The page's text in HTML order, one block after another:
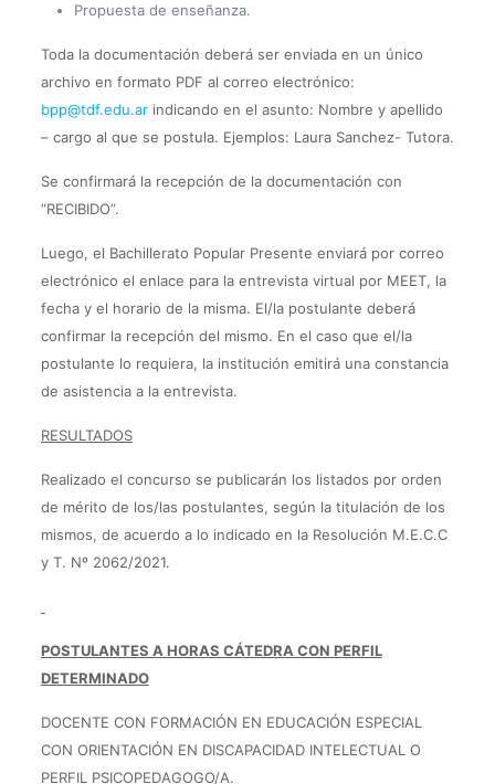
Propuesta de enseñanza.
Toda la documentación deberá ser enviada en un único
archivo en formato PDF al correo electrónico:
bpp@tdf.edu.arindicando en el asunto: Nombre y apellido
– cargo al que se postula. Ejemplos: Laura Sanchez- Tutora.
Se confirmará la recepción de la documentación con
“RECIBIDO”.
Luego, el Bachillerato Popular Presente enviará por correo
electrónico el enlace para la entrevista virtual por MEET, la
fecha y el horario de la misma. El/la postulante deberá
confirmar la recepción del mismo. En el caso que el/la
postulante lo requiera, la institución emitirá una constancia
de asistencia a la entrevista.
RESULTADOS
Realizado el concurso se publicarán los listados por orden
de mérito de los/las postulantes, según la titulación de los
mismos, de acuerdo a lo indicado en la Resolución M.E.C.C
y T. Nº 2062/2021.
POSTULANTES A HORAS CÁTEDRA CON PERFIL
DETERMINADO
DOCENTE CON FORMACIÓN EN EDUCACIÓN ESPECIAL
CON ORIENTACIÓN EN DISCAPACIDAD INTELECTUAL O
PERFIL PSICOPEDAGOGO/A.